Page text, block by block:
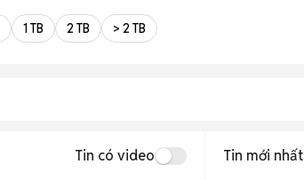
1 TB 2 TB > 2 TB
Tin có video Tin mới nhất